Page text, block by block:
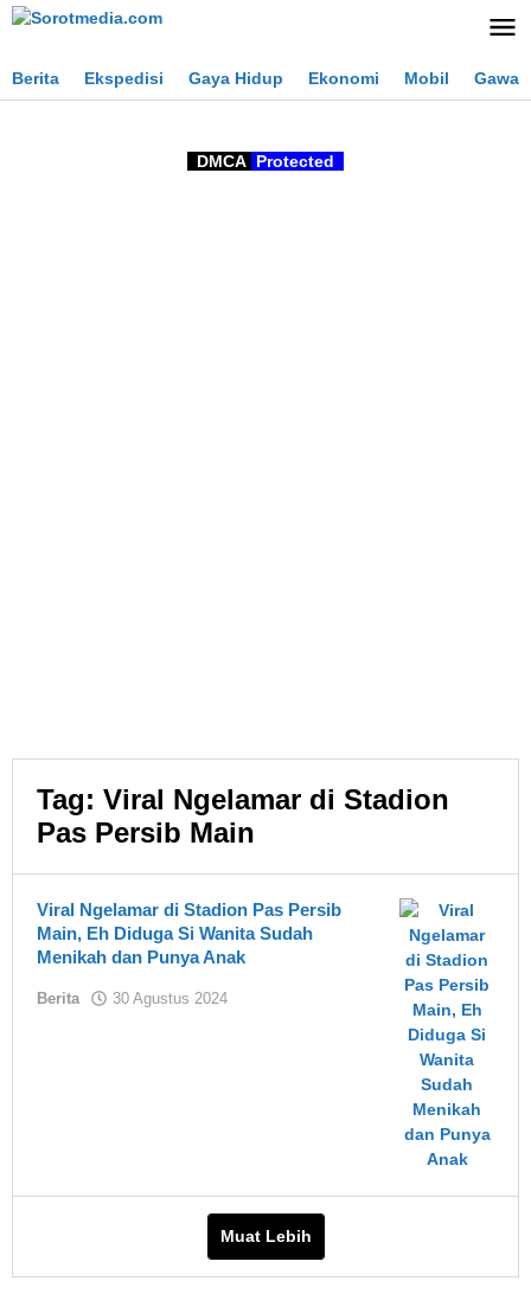
Lewati
Berita
Ekspedisi Gaya Hidup Ekonomi Mobil Gawai
DMCA Protected
Tag: Viral Ngelamar di Stadion
Pas Persib Main
Viral Ngelamar di Stadion Pas Persib
Main, Eh Diduga Si Wanita Sudah
Menikah dan Punya Anak
Berita 30 Agustus 2024
Muat Lebih